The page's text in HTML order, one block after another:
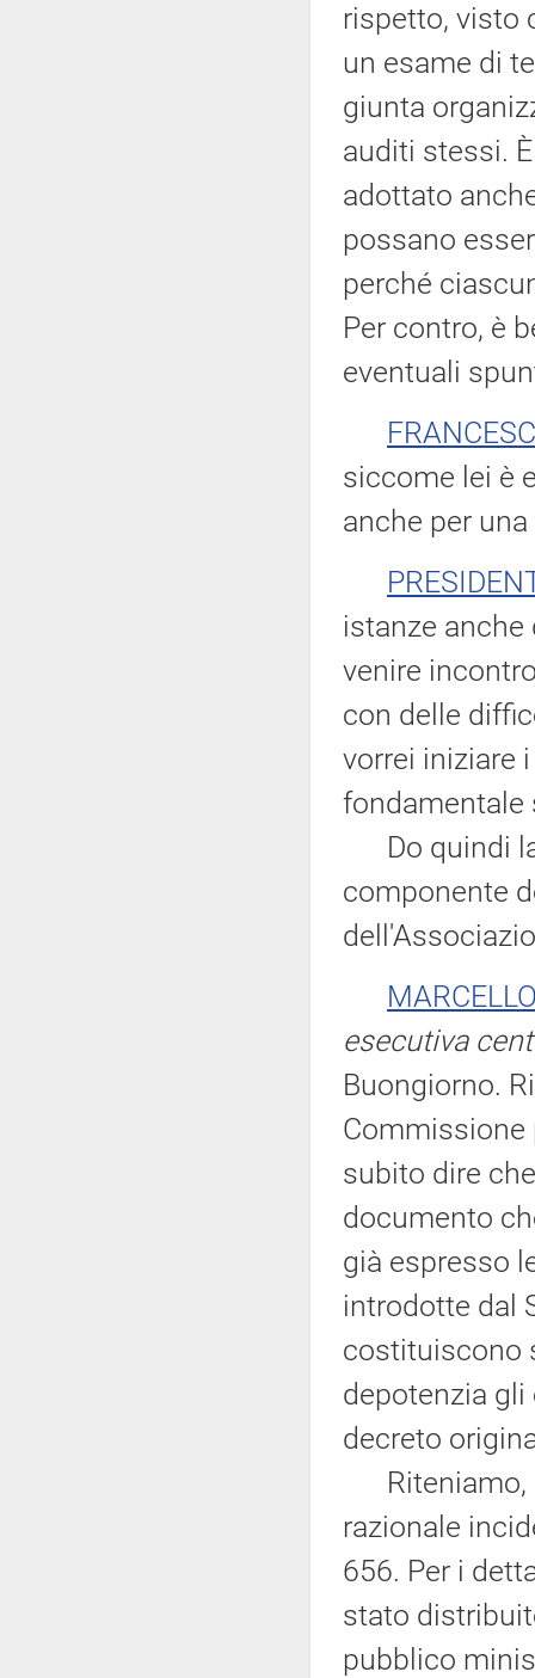
rispetto, visto
un esame di
giunta
auditi stessi.
adottato
possano
perché
Per contro, è
eventuali
siccome lei è
anche per
istanze
venire
con delle
vorrei iniziare
fondamentale
Do quindi la
componente
esecutiva
Buongiorno.
Commissione
subito dire
documento
già espresso
introdotte dal
costituiscono
depotenzia
decreto
Riteniamo,
razionale
656. Per i
stato
pubblico